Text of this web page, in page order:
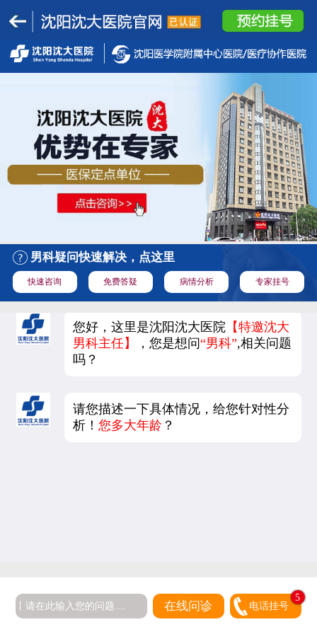
男科疑问快速解决，点这里
快速咨询 免费答疑 病情分析 专家挂号
您好，这里是沈阳沈大医院 【特邀沈大
男科主任】
，您是想问“男科”,相关问题
吗？
请您描述一下具体情况，给您针对性分
析！您多大年龄 ？
在线问诊 电话挂号
5